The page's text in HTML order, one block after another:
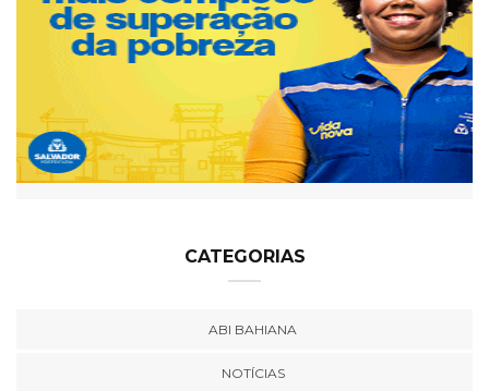
CATEGORIAS
ABI BAHIANA
NOTÍCIAS